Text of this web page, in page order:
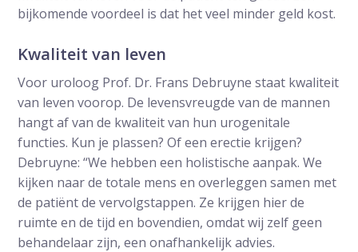
bijkomende voordeel is dat het veel minder geld kost.
Kwaliteit van leven
Voor uroloog Prof. Dr. Frans Debruyne staat kwaliteit
van leven voorop. De levensvreugde van de mannen
hangt af van de kwaliteit van hun urogenitale
functies. Kun je plassen? Of een erectie krijgen?
Debruyne: “We hebben een holistische aanpak. We
kijken naar de totale mens en overleggen samen met
de patiënt de vervolgstappen. Ze krijgen hier de
ruimte en de tijd en bovendien, omdat wij zelf geen
behandelaar zijn, een onafhankelijk advies.